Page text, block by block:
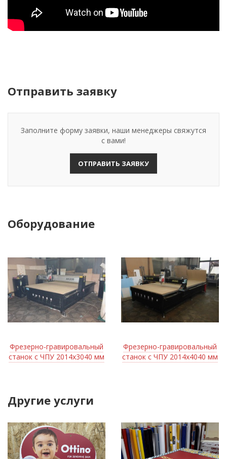
Отправить заявку
Заполните форму заявки, наши менеджеры свяжутся
с вами!
ОТПРАВИТЬ ЗАЯВКУ
Оборудование
Фрезерно-гравировальный
станок с ЧПУ 2014х3040 мм
Фрезерно-гравировальный
станок с ЧПУ 2014х4040 мм
Другие услуги